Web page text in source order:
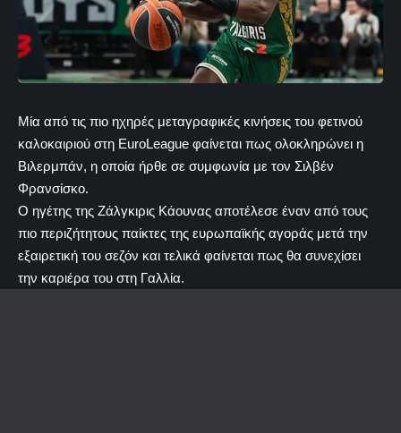
Μία από τις πιο ηχηρές μεταγραφικές κινήσεις του φετινού
καλοκαιριού στη EuroLeague φαίνεται πως ολοκληρώνει η
Βιλερμπάν, η οποία ήρθε σε συμφωνία με τον Σιλβέν
Φρανσίσκο.
Ο ηγέτης της Ζάλγκιρις Κάουνας αποτέλεσε έναν από τους
πιο περιζήτητους παίκτες της ευρωπαϊκής αγοράς μετά την
εξαιρετική του σεζόν και τελικά φαίνεται πως θα συνεχίσει
την καριέρα του στη Γαλλία.